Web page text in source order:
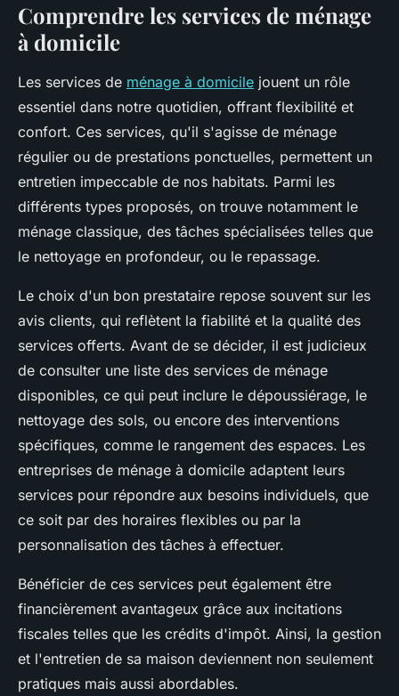
Comprendre les services de ménage
à domicile
Les services de ménage à domicile jouent un rôle
essentiel dans notre quotidien, offrant flexibilité et
confort. Ces services, qu'il s'agisse de ménage
régulier ou de prestations ponctuelles, permettent un
entretien impeccable de nos habitats. Parmi les
différents types proposés, on trouve notamment le
ménage classique, des tâches spécialisées telles que
le nettoyage en profondeur, ou le repassage.
Le choix d'un bon prestataire repose souvent sur les
avis clients, qui reflètent la fiabilité et la qualité des
services offerts. Avant de se décider, il est judicieux
de consulter une liste des services de ménage
disponibles, ce qui peut inclure le dépoussiérage, le
nettoyage des sols, ou encore des interventions
spécifiques, comme le rangement des espaces. Les
entreprises de ménage à domicile adaptent leurs
services pour répondre aux besoins individuels, que
ce soit par des horaires flexibles ou par la
personnalisation des tâches à effectuer.
Bénéficier de ces services peut également être
financièrement avantageux grâce aux incitations
fiscales telles que les crédits d'impôt. Ainsi, la gestion
et l'entretien de sa maison deviennent non seulement
pratiques mais aussi abordables.